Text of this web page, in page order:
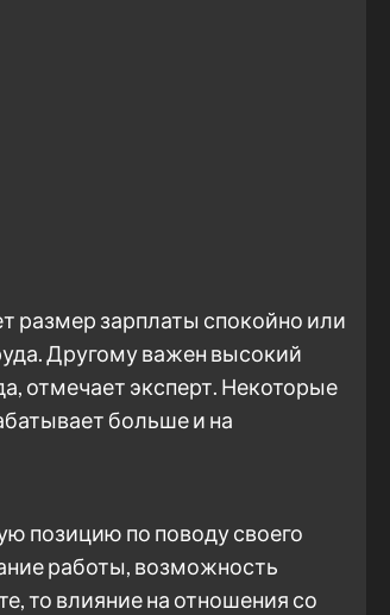
размер зарплаты спокойно или
Другому важен высокий
отмечает эксперт. Некоторые
больше и на
позицию по поводу своего
работы, возможность
то влияние на отношения со